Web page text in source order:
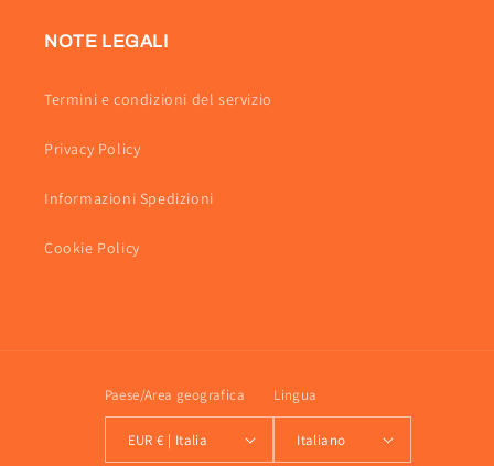
NOTE LEGALI
Termini e condizioni del servizio
Privacy Policy
Informazioni Spedizioni
Cookie Policy
Paese/Area geografica
EUR € | Italia
Lingua
Italiano